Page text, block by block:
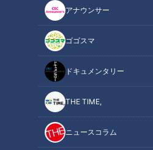
アナウンサー
ゴゴスマ
ドキュメンタリー
THE TIME,
ニュースコラム
ドラゴンズ黄金時代を支えた投打
フト同期でもある川上憲伸さん、
マイクに代え、イバケンコンビを
ィールドで球界裏話や同僚、ライ
大好評の川上・井端のすべらない
は、もちろん「侍ジャパン」！
コーチとして見てきた裏側をイバ
語ります！